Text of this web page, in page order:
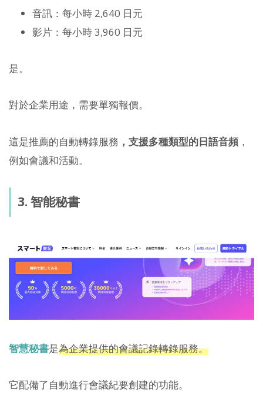
音訊：每小時 2,640 日元
影片：每小時 3,960 日元
是。
對於企業用途，需要單獨報價。
這是推薦的自動轉錄服務 ，支援多種類型的日語音頻，
例如會議和活動。
3. 智能秘書
智慧秘書是為企業提供的會議記錄轉錄服務。
它配備了自動進行會議紀要創建的功能。